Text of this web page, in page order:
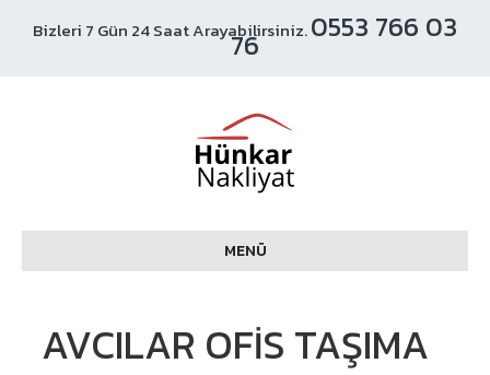
Bizleri 7 Gün 24 Saat Arayabilirsiniz.0553 766 03
76
MENÜ
AVCILAR OFIS TAŞIMA